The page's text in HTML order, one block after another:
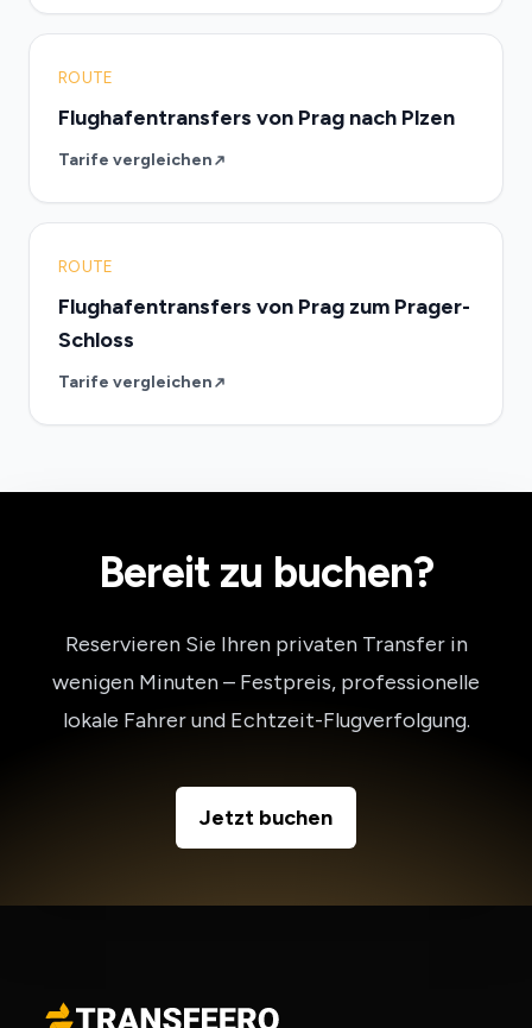
ROUTE
Flughafentransfers von Prag nach Plzen
Tarife vergleichen
ROUTE
Flughafentransfers von Prag zum Prager-
Schloss
Tarife vergleichen
Bereit zu buchen?
Reservieren Sie Ihren privaten Transfer in
wenigen Minuten – Festpreis, professionelle
lokale Fahrer und Echtzeit-Flugverfolgung.
Jetzt buchen